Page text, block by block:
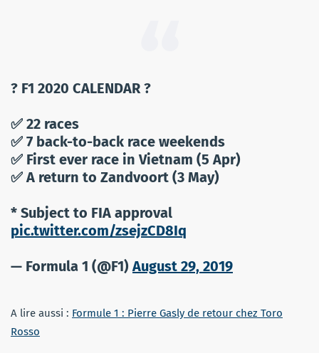
? F1 2020 CALENDAR ?
✅ 22 races
✅ 7 back-to-back race weekends
✅ First ever race in Vietnam (5 Apr)
✅ A return to Zandvoort (3 May)
* Subject to FIA approval
pic.twitter.com/zsejzCD8Iq
— Formula 1 (@F1) August 29, 2019
A lire aussi : Formule 1 : Pierre Gasly de retour chez Toro
Rosso